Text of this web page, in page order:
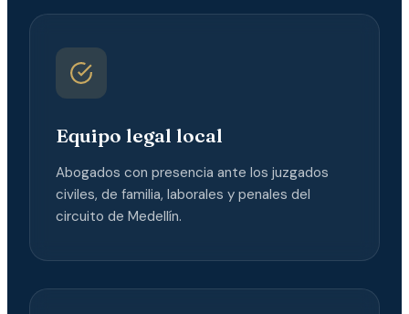
Equipo legal local
Abogados con presencia ante los juzgados
civiles, de familia, laborales y penales del
circuito de Medellín.